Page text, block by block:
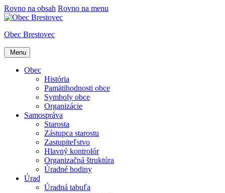
Rovno na obsah Rovno na menu
Obec Brestovec
Menu
Obec
História
Pamätihodnosti obce
Symboly obce
Organizácie
Samospráva
Starosta
Zástupca starostu
Zastupiteľstvo
Hlavný kontrolór
Organizačná štruktúra
Úradné hodiny
Úrad
Úradná tabuľa